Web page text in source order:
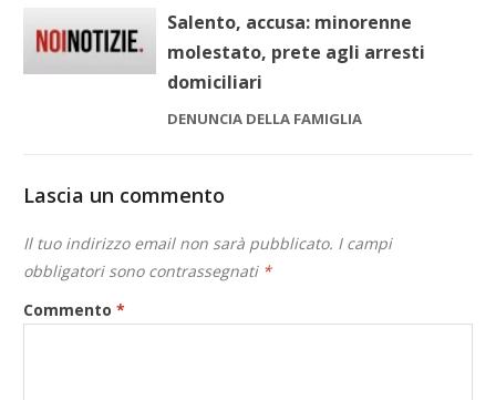
Salento, accusa: minorenne
molestato, prete agli arresti
domiciliari
DENUNCIA DELLA FAMIGLIA
Lascia un commento
Il tuo indirizzo email non sarà pubblicato. I campi
obbligatori sono contrassegnati *
Commento*